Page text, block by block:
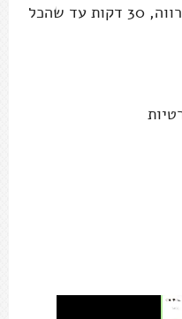
20 טורטיות קטנות, טבעוני/פרווה, 30 דקות עד שהכל